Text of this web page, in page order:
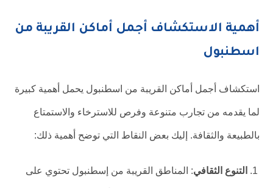
أهمية الاستكشاف أجمل أماكن القريبة من
اسطنبول
استكشاف أجمل أماكن القريبة من اسطنبول يحمل أهمية كبيرة
لما يقدمه من تجارب متنوعة وفرص للاسترخاء والاستمتاع
بالطبيعة والثقافة. إليك بعض النقاط التي توضح أهمية ذلك:
التنوع الثقافي: المناطق القريبة من إسطنبول تحتوي على